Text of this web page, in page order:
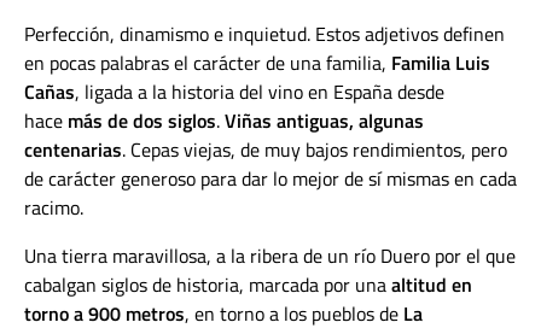
Perfección, dinamismo e inquietud. Estos adjetivos definen
en pocas palabras el carácter de una familia, Familia Luis
Cañas, ligada a la historia del vino en España desde
hace más de dos siglos.Viñas antiguas, algunas
centenarias. Cepas viejas, de muy bajos rendimientos, pero
de carácter generoso para dar lo mejor de sí mismas en cada
racimo.
Una tierra maravillosa, a la ribera de un río Duero por el que
cabalgan siglos de historia, marcada por unaaltitud en
torno a 900 metros, en torno a los pueblos de La